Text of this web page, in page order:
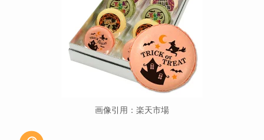
画像引用：楽天市場